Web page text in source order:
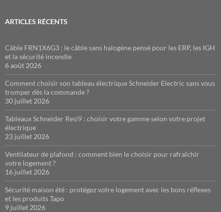
ARTICLES RÉCENTS
Câble FRN1X6G3 : le câble sans halogène pensé pour les ERP, les IGH
et la sécurité incendie
6 août 2026
Comment choisir son tableau électrique Schneider Electric sans vous
tromper dès la commande ?
30 juillet 2026
Tableaux Schneider Resi9 : choisir votre gamme selon votre projet
électrique
23 juillet 2026
Ventilateur de plafond : comment bien le choisir pour rafraîchir
votre logement ?
16 juillet 2026
Sécurité maison été : protégez votre logement avec les bons réflexes
et les produits Tapo
9 juillet 2026